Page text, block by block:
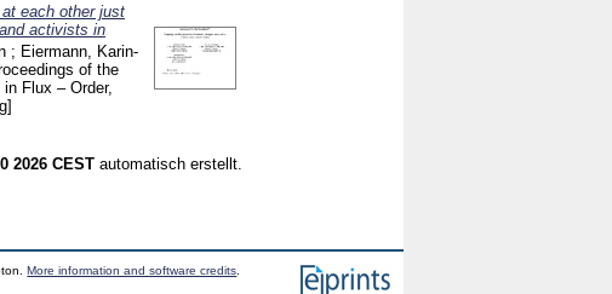
each other just
activists in
; Eiermann, Karin-
of the
Flux – Order,
2026 CEST automatisch erstellt.
More information and software credits